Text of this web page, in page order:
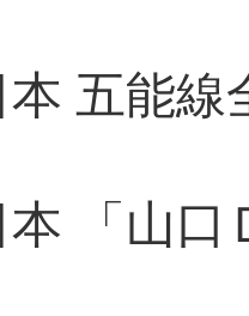
五能
「山